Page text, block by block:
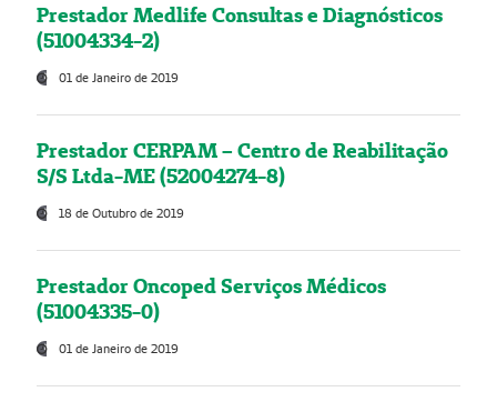
Prestador Medlife Consultas e Diagnósticos
(51004334-2)
01 de Janeiro de 2019
Prestador CERPAM – Centro de Reabilitação
S/S Ltda-ME (52004274-8)
18 de Outubro de 2019
Prestador Oncoped Serviços Médicos
(51004335-0)
01 de Janeiro de 2019